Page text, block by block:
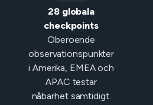
28 globala
checkpoints
Oberoende
observationspunkter
i Amerika, EMEA och
APAC testar
nåbarhet samtidigt.